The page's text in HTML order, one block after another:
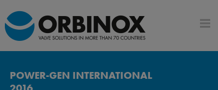
POWER-GEN INTERNATIONAL